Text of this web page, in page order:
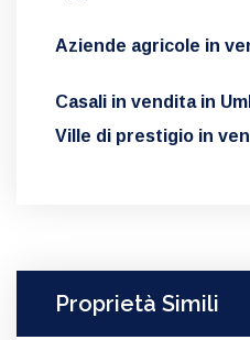
Aziende agricole in
Casali in vendita in
Ville di prestigio in
Proprietà Simili